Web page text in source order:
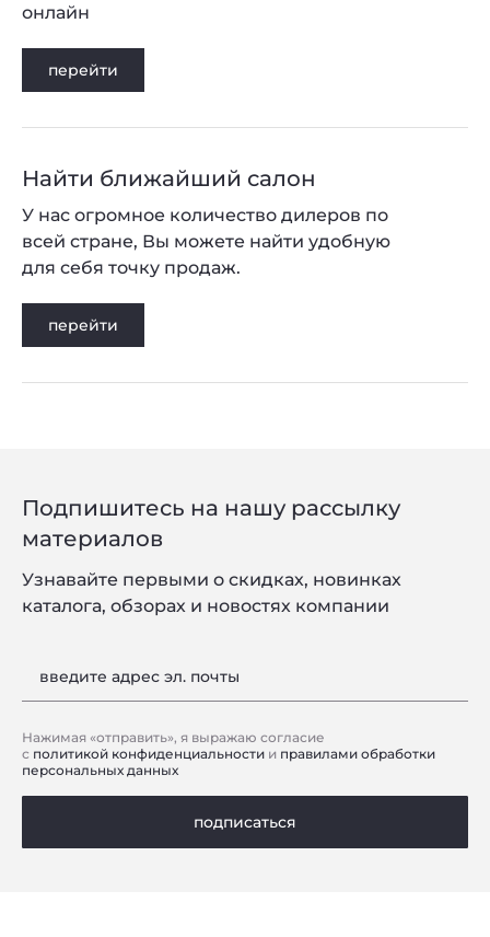
перейти
онлайн
Найти ближайший салон
перейти
У нас огромное количество дилеров по
всей стране, Вы можете найти удобную
для себя точку продаж.
Подпишитесь на нашу рассылку
материалов
Узнавайте первыми о скидках, новинках
каталога, обзорах и новостях компании
введите адрес эл. почты
Нажимая «отправить», я выражаю согласие
с политикой конфиденциальности и правилами обработки
персональных данных
подписаться